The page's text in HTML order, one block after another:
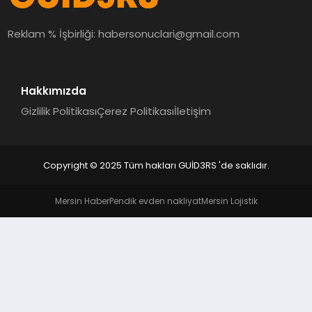
MAGAZIN
Reklam % İşbirliği:habersonuclari@gmail.com
Hakkımızda
Gizlilik PolitikasıÇerez Politikasıİletişim
Copyright © 2025 Tüm hakları GUİD3RS 'de saklıdır.
Mersin HaberPendik evden nakliyatMersin Lojistik